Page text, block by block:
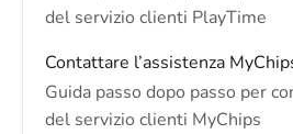
del servizio clienti PlayTime
Contattare l’assistenza
Guida passo dopo passo per
del servizio clienti MyChips